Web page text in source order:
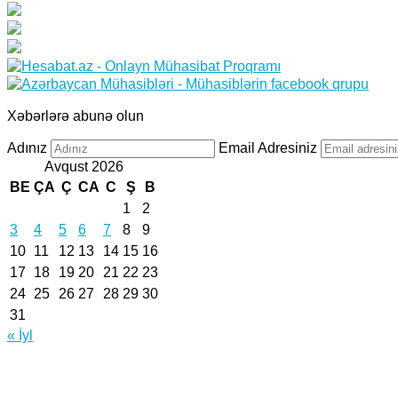
Xəbərlərə abunə olun
Adınız Email Adresiniz
Avqust 2026
BE ÇA Ç CA C Ş
B
1
2
3
4 5 6 7 8
9
10 11 12 13 14 15 16
17 18 19 20 21 22 23
24 25 26 27 28 29 30
31
« İyl